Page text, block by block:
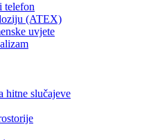
telefon
(ATEX)
uvjete
hitne slučajeve